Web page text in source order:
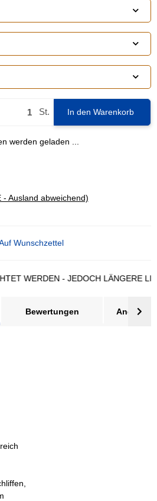
St. In den Warenkorb
werden geladen ...
- Ausland abweichend)
Wunschzettel
- JEDOCH LÄNGERE
Bewertungen Angebot